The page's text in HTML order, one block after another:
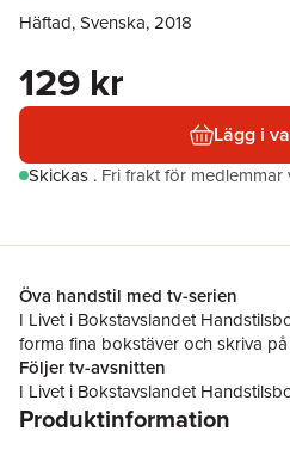
Häftad, Svenska, 2018
129 kr
Lägg i
Skickas . Fri frakt för
Öva handstil med tv-serien
I Livet i Bokstavslandet
forma fina bokstäver och skriva
Följer tv-avsnitten
I Livet i Bokstavslandet
träna på att forma fina bokstäver
Produktinformation